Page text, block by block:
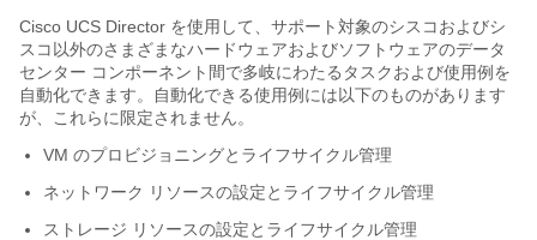
Cisco UCS Director を使用して、サポート対象のシスコおよびシ
スコ以外のさまざまなハードウェアおよびソフトウェアのデータ
センター コンポーネント間で多岐にわたるタスクおよび使用例を
自動化できます。自動化できる使用例には以下のものがあります
が、これらに限定されません。
VM のプロビジョニングとライフサイクル管理
ネットワーク リソースの設定とライフサイクル管理
ストレージ リソースの設定とライフサイクル管理